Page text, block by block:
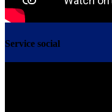
Service social